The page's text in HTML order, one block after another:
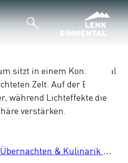
Übernachten & Kulinarik